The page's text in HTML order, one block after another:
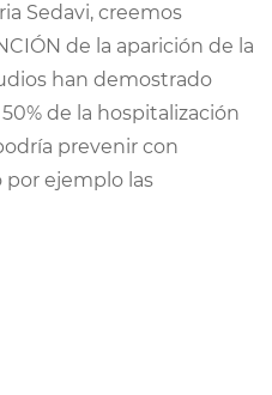
Sedavi, creemos
de la aparición de la
han demostrado
de la hospitalización
prevenir con
ejemplo las